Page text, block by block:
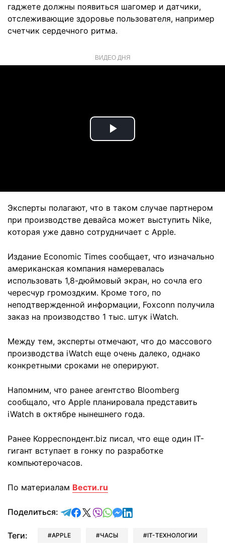
гаджете должны появиться шагомер и датчики,
отслеживающие здоровье пользователя, например
счетчик сердечного ритма.
ВИДЕО ДНЯ
Play
Эксперты полагают, что в таком случае партнером
при производстве девайса может выступить Nike,
которая уже давно сотрудничает с Apple.
Издание Economic Times сообщает, что изначально
американская компания намеревалась
использовать 1,8-дюймовый экран, но сочла его
чересчур громоздким. Кроме того, по
неподтвержденной информации, Foxconn получила
заказ на производство 1 тыс. штук iWatch.
Между тем, эксперты отмечают, что до массового
производства iWatch еще очень далеко, однако
конкретными сроками не оперируют.
Напомним, что ранее агентство Bloomberg
сообщало, что Apple планировала представить
iWatch в октябре нынешнего года.
Ранее Корреспондент.biz писал, что еще один IT-
гигант вступает в гонку по разработке
компьютерочасов.
По материалам Вести.ru
Поделиться: отправить в Telegram
поделиться в Facebook
поделиться в X
отправить в Viber
отправить в Whatsapp
отправить в Messenger
отправить в LinkedIn
Теги: APPLE ЧАСЫ IT-ТЕХНОЛОГИИ